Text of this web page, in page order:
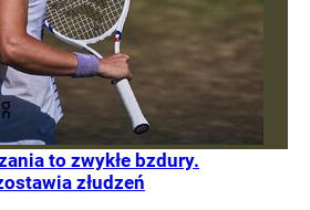
to zwykłe bzdury.
złudzeń